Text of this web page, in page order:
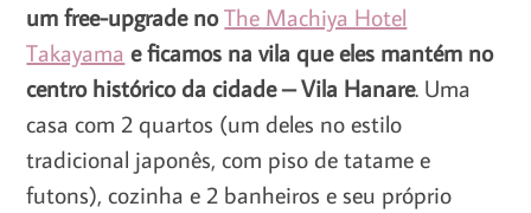
um free-upgrade noThe Machiya Hotel
Takayama e ficamos na vila que eles mantém no
centro histórico da cidade – Vila Hanare. Uma
casa com 2 quartos (um deles no estilo
tradicional japonês, com piso de tatame e
futons), cozinha e 2 banheiros e seu próprio